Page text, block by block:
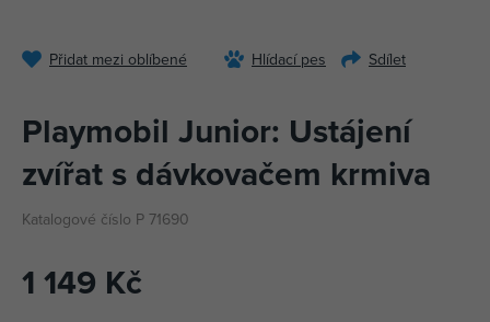
Přidat mezi oblíbené Hlídací pes Sdílet
Playmobil Junior: Ustájení
zvířat s dávkovačem krmiva
Katalogové číslo P 71690
1 149 Kč